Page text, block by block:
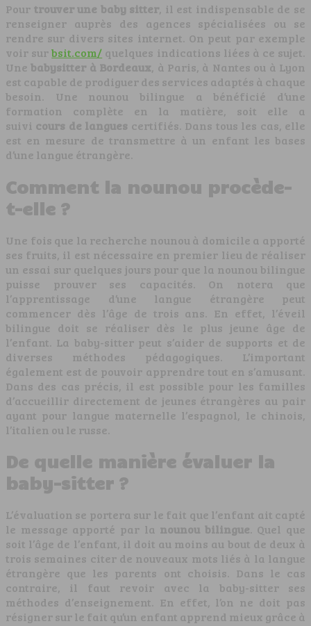
Pour trouver une baby sitter , il est indispensable de se
renseigner auprès des agences spécialisées ou se
rendre sur divers sites internet. On peut par exemple
voir surbsit.com/ quelques indications liées à ce sujet.
Unebabysitter à Bordeaux , à Paris, à Nantes ou à Lyon
est capable de prodiguer des services adaptés à chaque
besoin. Une nounou bilingue a bénéficié d’une
formation complète en la matière, soit elle a
suivi cours de langues certifiés. Dans tous les cas, elle
est en mesure de transmettre à un enfant les bases
d’une langue étrangère.
Comment la nounou procède-
t-elle ?
Une fois que la recherche nounou à domicile a apporté
ses fruits, il est nécessaire en premier lieu de réaliser
un essai sur quelques jours pour que la nounou bilingue
puisse prouver ses capacités. On notera que
l’apprentissage d’une langue étrangère peut
commencer dès l’âge de trois ans. En effet, l’éveil
bilingue doit se réaliser dès le plus jeune âge de
l’enfant. La baby-sitter peut s’aider de supports et de
diverses méthodes pédagogiques. L’important
également est de pouvoir apprendre tout en s’amusant.
Dans des cas précis, il est possible pour les familles
d’accueillir directement de jeunes étrangères au pair
ayant pour langue maternelle l’espagnol, le chinois,
l’italien ou le russe.
De quelle manière évaluer la
baby-sitter ?
L’évaluation se portera sur le fait que l’enfant ait capté
le message apporté par la nounou bilingue . Quel que
soit l’âge de l’enfant, il doit au moins au bout de deux à
trois semaines citer de nouveaux mots liés à la langue
étrangère que les parents ont choisis. Dans le cas
contraire, il faut revoir avec la baby-sitter ses
méthodes d’enseignement. En effet, l’on ne doit pas
résigner sur le fait qu’un enfant apprend mieux grâce à